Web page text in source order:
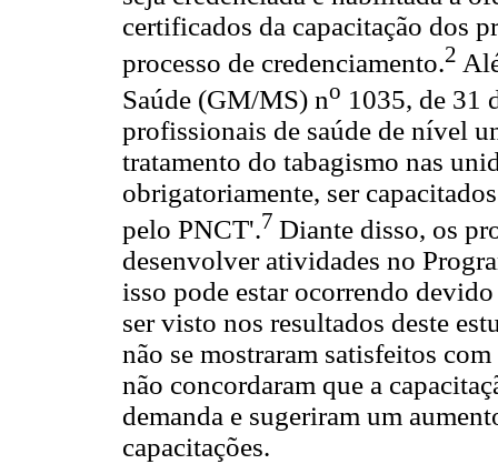
certificados da capacitação dos
processo de credenciamento.2
Saúde (GM/MS) no 1035, de 31
profissionais de saúde de nível
tratamento do tabagismo nas
obrigatoriamente, ser
pelo PNCT'.7 Diante disso, os
desenvolver atividades no
isso pode estar ocorrendo
ser visto nos resultados deste
não se mostraram satisfeitos
não concordaram que a
demanda e sugeriram um
capacitações.